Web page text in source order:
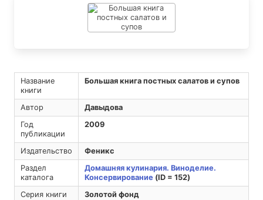
Название
книги
Большая книга постных салатов и супов
Автор
Давыдова
Год
публикации
2009
Издательство
Феникс
Раздел
каталога
Домашняя кулинария. Виноделие.
Консервирование(ID = 152)
Серия книги
Золотой фонд